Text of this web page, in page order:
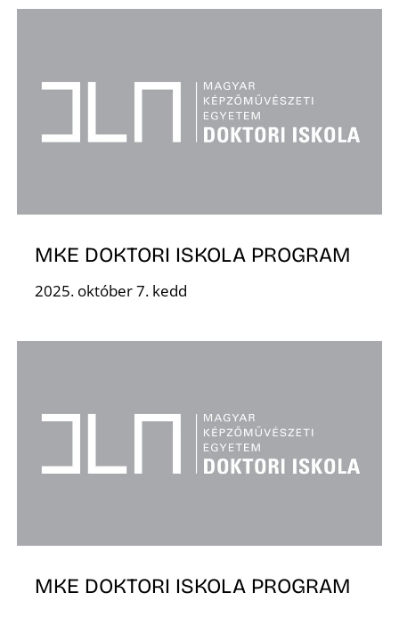
MKE DOKTORI ISKOLA PROGRAM
2025. október 7. kedd
MKE DOKTORI ISKOLA PROGRAM